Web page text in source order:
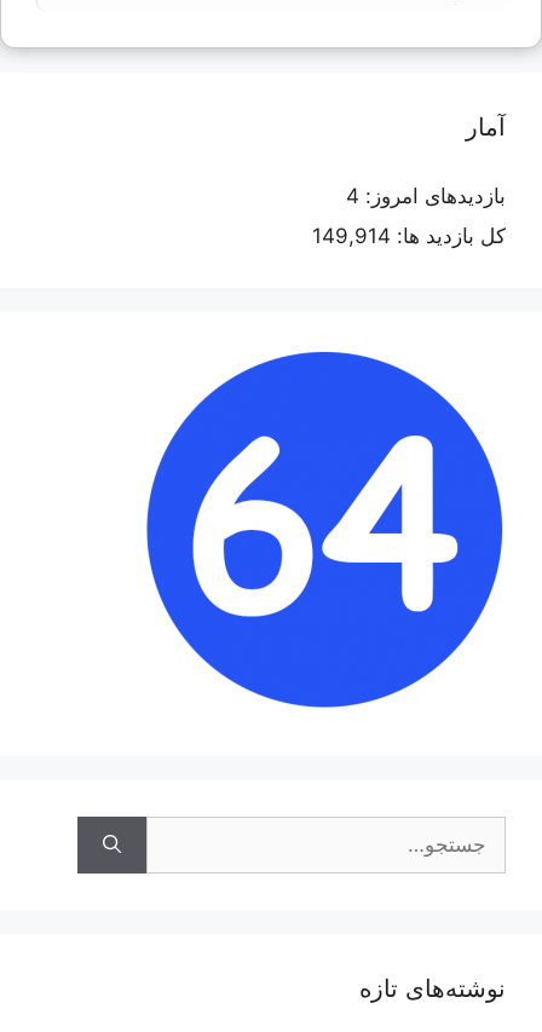
آمار
بازدیدهای امروز: 4
کل بازدید ها: 149,914
نوشته‌های تازه